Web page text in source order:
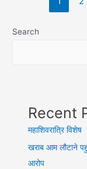
में
Search
Recent
महाशिवरात्रि विशेष
खराब आम लौटाने
आरोप